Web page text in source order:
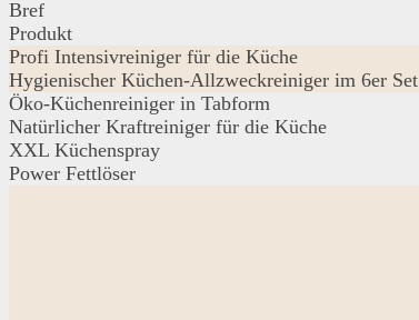
Bref
Produkt
Profi Intensivreiniger für die Küche
Hygienischer Küchen-Allzweckreiniger im 6er Set
Öko-Küchenreiniger in Tabform
Natürlicher Kraftreiniger für die Küche
XXL Küchenspray
Power Fettlöser